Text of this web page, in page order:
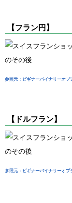
【フラン円】
参照元：ビギナーバイナリーオプ
【ドルフラン】
参照元：ビギナーバイナリーオプ